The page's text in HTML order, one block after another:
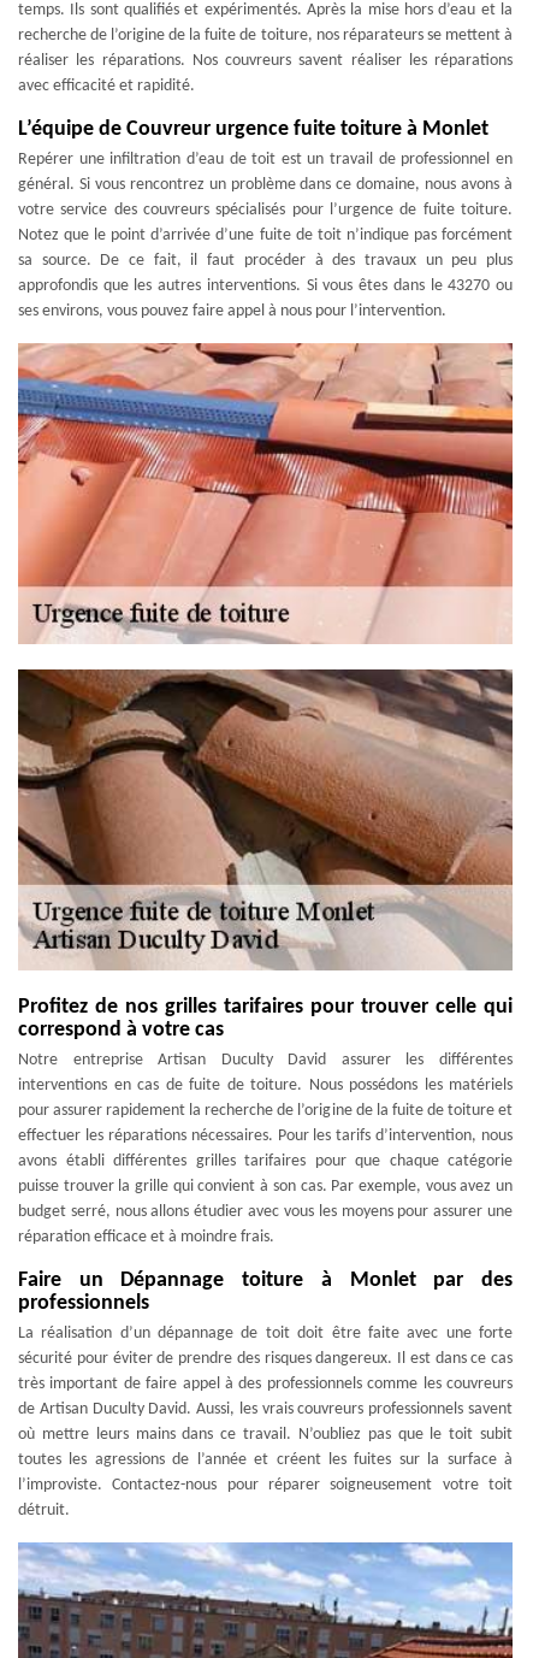
temps. Ils sont qualifiés et expérimentés. Après la mise hors d’eau et la
recherche de l’origine de la fuite de toiture, nos réparateurs se mettent à
réaliser les réparations. Nos couvreurs savent réaliser les réparations
avec efficacité et rapidité.
L’équipe de Couvreur urgence fuite toiture à Monlet
Repérer une infiltration d’eau de toit est un travail de professionnel en
général. Si vous rencontrez un problème dans ce domaine, nous avons à
votre service des couvreurs spécialisés pour l’urgence de fuite toiture.
Notez que le point d’arrivée d’une fuite de toit n’indique pas forcément
sa source. De ce fait, il faut procéder à des travaux un peu plus
approfondis que les autres interventions. Si vous êtes dans le 43270 ou
ses environs, vous pouvez faire appel à nous pour l’intervention.
Profitez de nos grilles tarifaires pour trouver celle qui
correspond à votre cas
Notre entreprise Artisan Duculty David assurer les différentes
interventions en cas de fuite de toiture. Nous possédons les matériels
pour assurer rapidement la recherche de l’origine de la fuite de toiture et
effectuer les réparations nécessaires. Pour les tarifs d’intervention, nous
avons établi différentes grilles tarifaires pour que chaque catégorie
puisse trouver la grille qui convient à son cas. Par exemple, vous avez un
budget serré, nous allons étudier avec vous les moyens pour assurer une
réparation efficace et à moindre frais.
Faire un Dépannage toiture à Monlet par des
professionnels
La réalisation d’un dépannage de toit doit être faite avec une forte
sécurité pour éviter de prendre des risques dangereux. Il est dans ce cas
très important de faire appel à des professionnels comme les couvreurs
de Artisan Duculty David. Aussi, les vrais couvreurs professionnels savent
où mettre leurs mains dans ce travail. N’oubliez pas que le toit subit
toutes les agressions de l’année et créent les fuites sur la surface à
l’improviste. Contactez-nous pour réparer soigneusement votre toit
détruit.